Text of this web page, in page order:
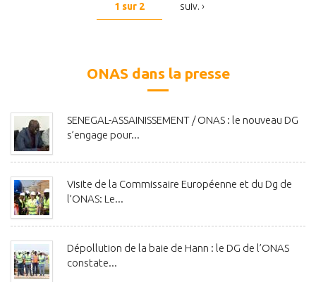
1 sur 2 suiv. ›
ONAS dans la presse
SENEGAL-ASSAINISSEMENT / ONAS : le nouveau DG
s’engage pour...
Visite de la Commissaire Européenne et du Dg de
l’ONAS: Le...
Dépollution de la baie de Hann : le DG de l’ONAS
constate...